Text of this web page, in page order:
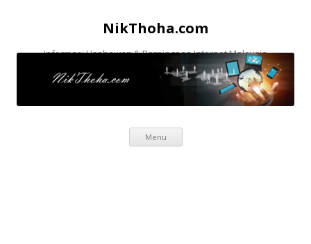
NikThoha.com
Informasi Usahawan & Perniagaan Internet Malaysia
Menu
Skip to content